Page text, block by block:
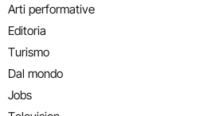
Arti performative
Editoria
Turismo
Dal mondo
Jobs